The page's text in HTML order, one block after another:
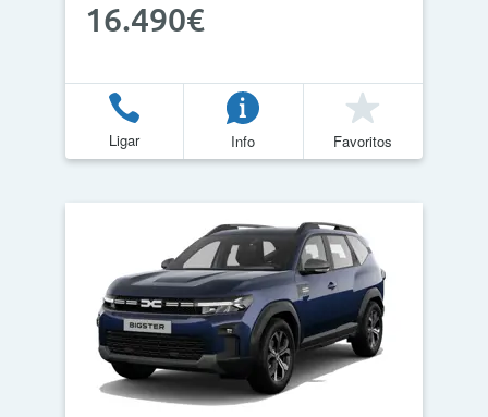
16.490€
Ligar Info Favoritos